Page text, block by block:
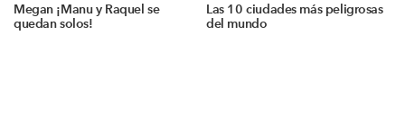
Megan ¡Manu y Raquel se
quedan solos!
Las 10 ciudades más peligrosas
del mundo